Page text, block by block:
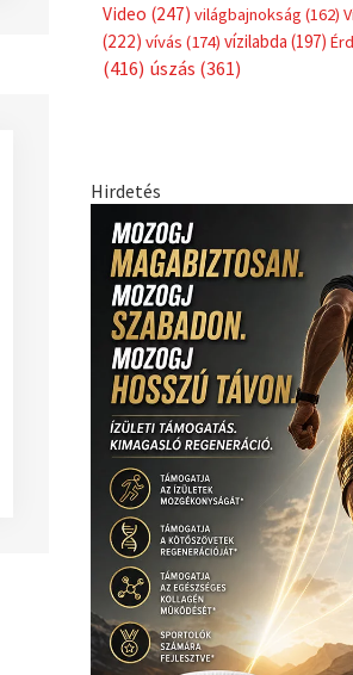
Video (247) világbajnokság (162)
(222) vívás (174) vízilabda (197)
(416) úszás (361)
Hirdetés